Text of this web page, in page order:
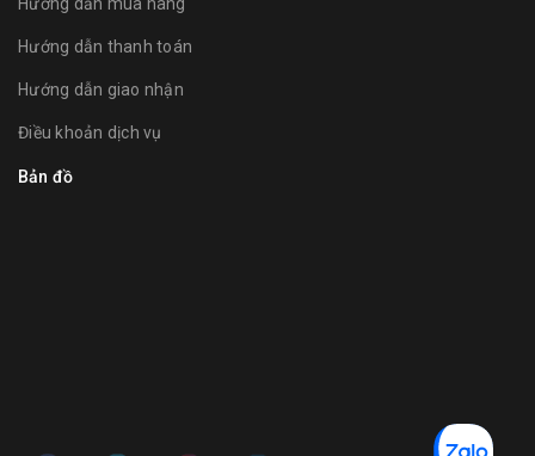
Hướng dẫn mua hàng
Hướng dẫn thanh toán
Hướng dẫn giao nhận
Điều khoản dịch vụ
Bản đồ